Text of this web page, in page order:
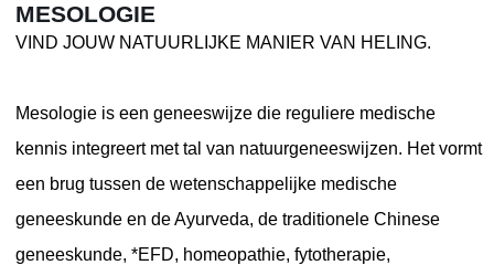
MESOLOGIE
VIND JOUW NATUURLIJKE MANIER VAN HELING.
Mesologie is een geneeswijze die reguliere medische
kennis integreert met tal van natuurgeneeswijzen. Het vormt
een brug tussen de wetenschappelijke medische
geneeskunde en de Ayurveda, de traditionele Chinese
geneeskunde, *EFD, homeopathie, fytotherapie,